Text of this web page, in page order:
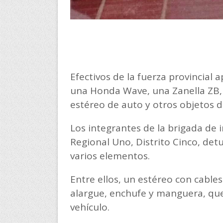
Efectivos de la fuerza provincial
una Honda Wave, una Zanella
estéreo de auto y otros objetos
Los integrantes de la brigada de
Regional Uno, Distrito Cinco,
varios elementos.
Entre ellos, un estéreo con
alargue, enchufe y manguera,
vehículo.